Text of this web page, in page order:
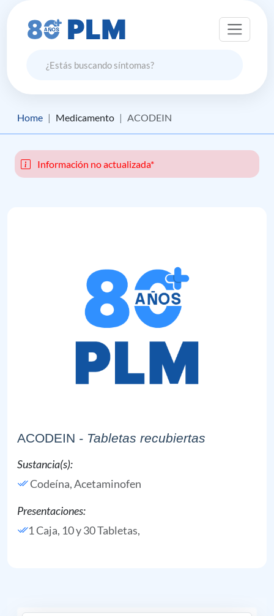
Home Medicamento ACODEIN
Información no actualizada*
ACODEIN - Tabletas recubiertas
Sustancia(s):
Codeína,Acetaminofen
Presentaciones:
1 Caja, 10 y 30 Tabletas,